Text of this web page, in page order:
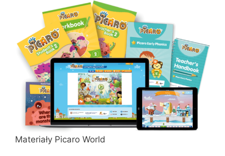
Materiały Picaro World